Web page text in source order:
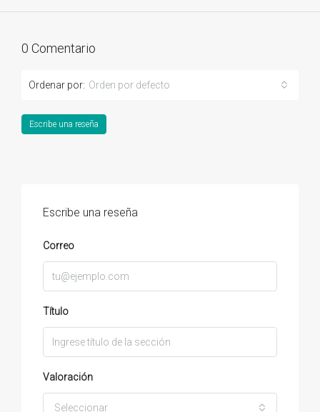
0 Comentario
Ordenar por: Orden por defecto
Escribe una reseña
Escribe una reseña
Correo
Título
Valoración
Seleccionar